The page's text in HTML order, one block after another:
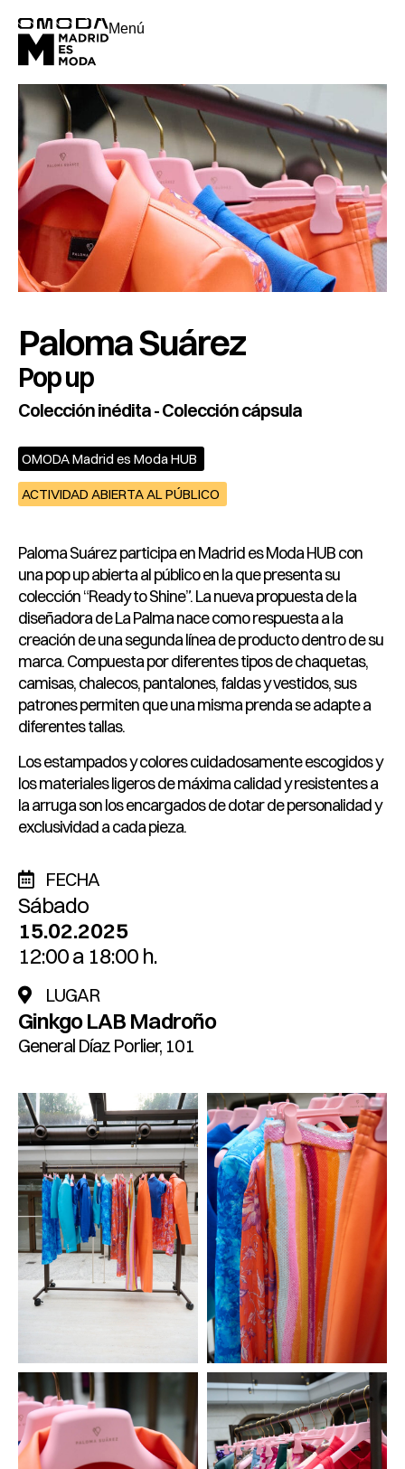
Menú
FECHA
Sábado
15.02.2025
12:00 a 18:00 h.
LUGAR
Ginkgo LAB Madroño
General Díaz Porlier, 101
Paloma Suárez
Pop up
Colección inédita - Colección cápsula
OMODA Madrid es Moda HUB
ACTIVIDAD ABIERTA AL PÚBLICO
Paloma Suárez participa en Madrid es Moda HUB con
una pop up abierta al público en la que presenta su
colección “Ready to Shine”. La nueva propuesta de la
diseñadora de La Palma nace como respuesta a la
creación de una segunda línea de producto dentro de su
marca. Compuesta por diferentes tipos de chaquetas,
camisas, chalecos, pantalones, faldas y vestidos, sus
patrones permiten que una misma prenda se adapte a
diferentes tallas.
Los estampados y colores cuidadosamente escogidos y
los materiales ligeros de máxima calidad y resistentes a
la arruga son los encargados de dotar de personalidad y
exclusividad a cada pieza.